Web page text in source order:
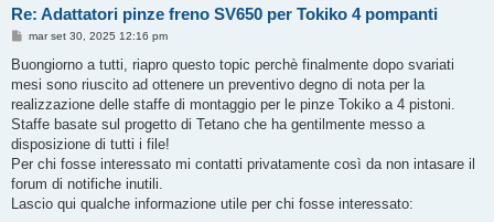
Re: Adattatori pinze freno SV650 per Tokiko 4 pompanti
M
s
a
g
i
o
mar set 30, 2025 12:16 pm
Buongiorno a tutti, riapro questo topic perchè finalmente dopo svariati
mesi sono riuscito ad ottenere un preventivo degno di nota per la
realizzazione delle staffe di montaggio per le pinze Tokiko a 4 pistoni.
Staffe basate sul progetto di Tetano che ha gentilmente messo a
disposizione di tutti i file!
Per chi fosse interessato mi contatti privatamente così da non intasare il
forum di notifiche inutili.
Lascio qui qualche informazione utile per chi fosse interessato: